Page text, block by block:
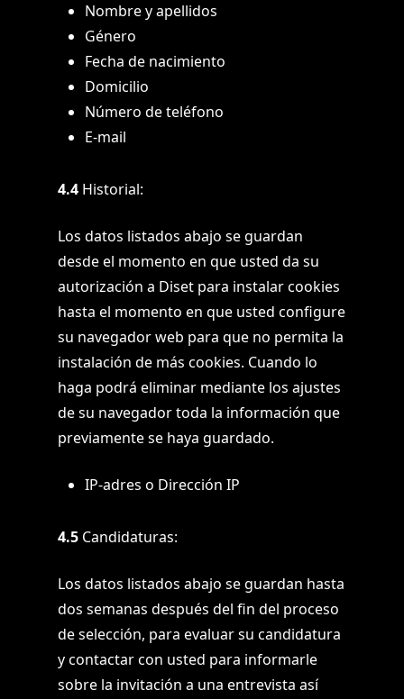
Nombre y apellidos
Género
Fecha de nacimiento
Domicilio
Número de teléfono
E-mail
4.4 Historial:
Los datos listados abajo se guardan
desde el momento en que usted da su
autorización a Diset para instalar cookies
hasta el momento en que usted configure
su navegador web para que no permita la
instalación de más cookies. Cuando lo
haga podrá eliminar mediante los ajustes
de su navegador toda la información que
previamente se haya guardado.
IP-adres o Dirección IP
4.5 Candidaturas:
Los datos listados abajo se guardan hasta
dos semanas después del fin del proceso
de selección, para evaluar su candidatura
y contactar con usted para informarle
sobre la invitación a una entrevista así